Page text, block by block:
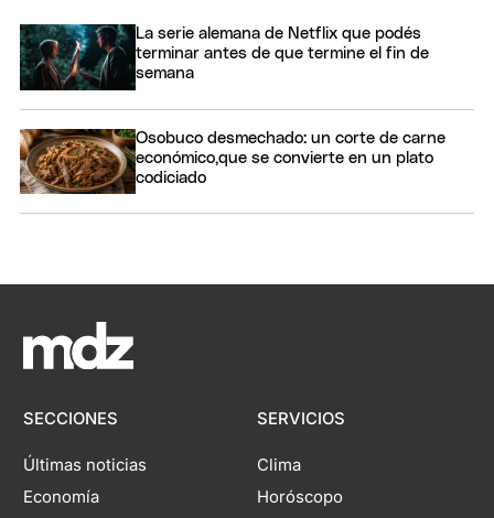
La serie alemana de Netflix que podés
terminar antes de que termine el fin de
semana
Osobuco desmechado: un corte de carne
económico,que se convierte en un plato
codiciado
SECCIONES
Últimas noticias
Economía
SERVICIOS
Clima
Horóscopo